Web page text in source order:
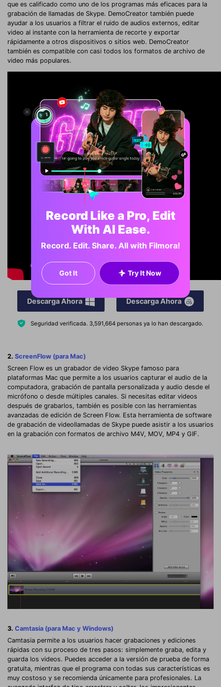
que es calificado como uno de los programas más eficaces para la
grabación de llamadas de Skype. DemoCreator también puede
ayudar a los usuarios a filtrar el ruido de audios externos, editar
video al instante con la herramienta de recorte y exportar
rápidamente a otros dispositivos o sitios web. DemoCreator
también es compatible con casi todos los formatos de archivo de
video más populares.
Descarga Ahora Descarga Ahora
Seguridad verificada. 3,591,664personas ya lo han descargado.
2. ScreenFlow (para Mac)
Screen Flow es un grabador de video Skype famoso para
plataformas Mac que permite a los usuarios capturar el audio de la
computadora, grabación de pantalla personalizada y audio desde el
micrófono o desde múltiples canales. Si necesitas editar videos
después de grabarlos, también es posible con las herramientas
avanzadas de edición de Screen Flow. Esta herramienta de software
de grabación de videollamadas de Skype puede asistir a los usuarios
en la grabación con formatos de archivo M4V, MOV, MP4 y GIF.
3. Camtasia (para Mac y Windows)
Camtasia permite a los usuarios hacer grabaciones y ediciones
rápidas con su proceso de tres pasos: simplemente graba, edita y
guarda los videos. Puedes acceder a la versión de prueba de forma
gratuita, mientras que el programa con todas sus características es
muy costoso y se recomienda únicamente para profesionales. La
Record Like a Pro, Edit
With AI Ease.
Record. Edit. Share. All with Filmora!
Got It Try It Now